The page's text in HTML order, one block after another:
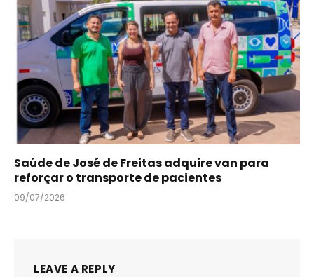
Saúde de José de Freitas adquire van para
reforçar o transporte de pacientes
09/07/2026
LEAVE A REPLY